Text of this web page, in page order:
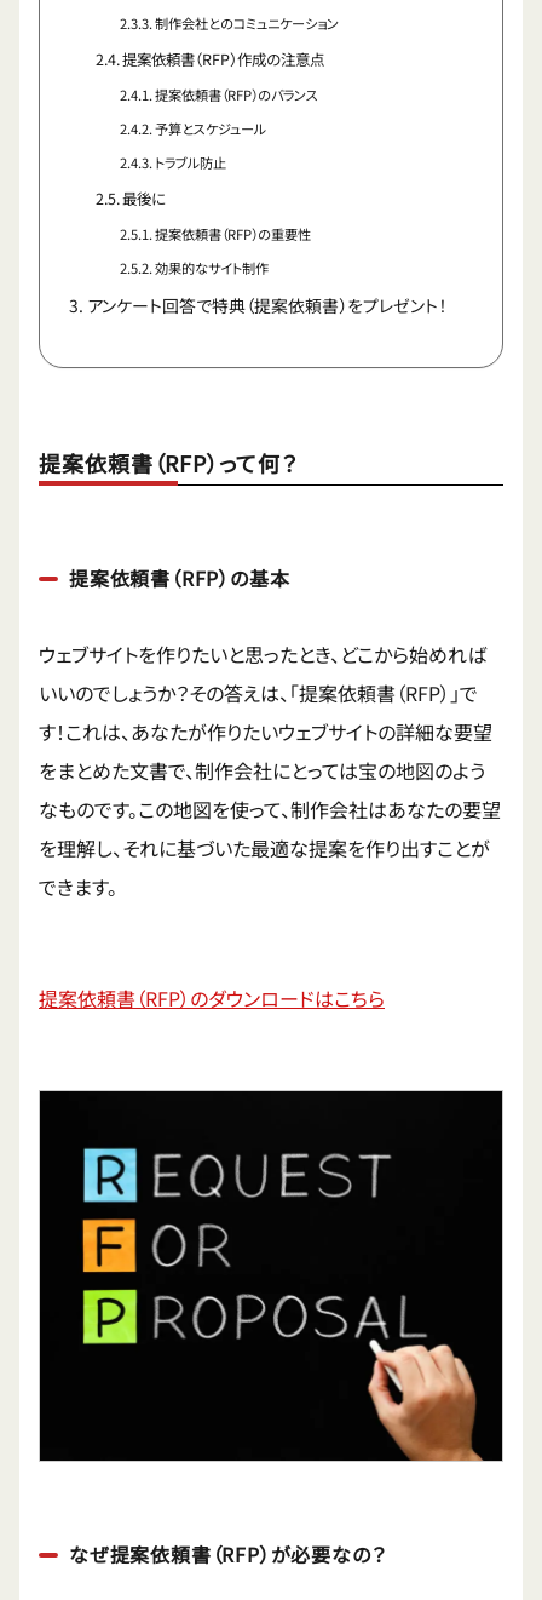
制作会社とのコミュニケーション
提案依頼書（RFP）作成の注意点
提案依頼書（RFP）のバランス
予算とスケジュール
トラブル防止
最後に
提案依頼書（RFP）の重要性
効果的なサイト制作
アンケート回答で特典（提案依頼書）をプレゼント！
提案依頼書（RFP）って何？
提案依頼書（RFP）の基本
ウェブサイトを作りたいと思ったとき、どこから始めれば
いいのでしょうか？その答えは、「提案依頼書（RFP）」で
す！これは、あなたが作りたいウェブサイトの詳細な要望
をまとめた文書で、制作会社にとっては宝の地図のよう
なものです。この地図を使って、制作会社はあなたの要望
を理解し、それに基づいた最適な提案を作り出すことが
できます。
提案依頼書（RFP）のダウンロードはこちら
なぜ提案依頼書（RFP）が必要なの？